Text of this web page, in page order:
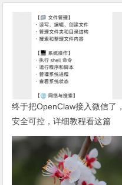
终于把OpenClaw接入微信了，
安全可控，详细教程看这篇